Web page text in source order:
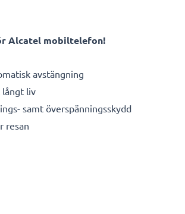
Alcatel mobiltelefon!
avstängning
liv
samt överspänningsskydd
resan